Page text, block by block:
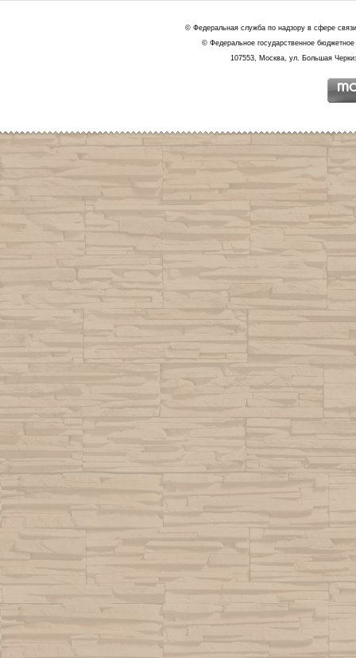
© Федеральная служба по надзору в сфере
© Федеральное государственное
107553, Москва, ул. Большая